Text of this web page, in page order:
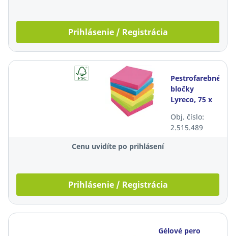
Prihlásenie / Registrácia
Pestrofarebné
bločky
Lyreco, 75 x
bločkov/balenie
Obj. číslo:
2.515.489
Cenu uvidíte po prihlásení
Prihlásenie / Registrácia
Gélové pero